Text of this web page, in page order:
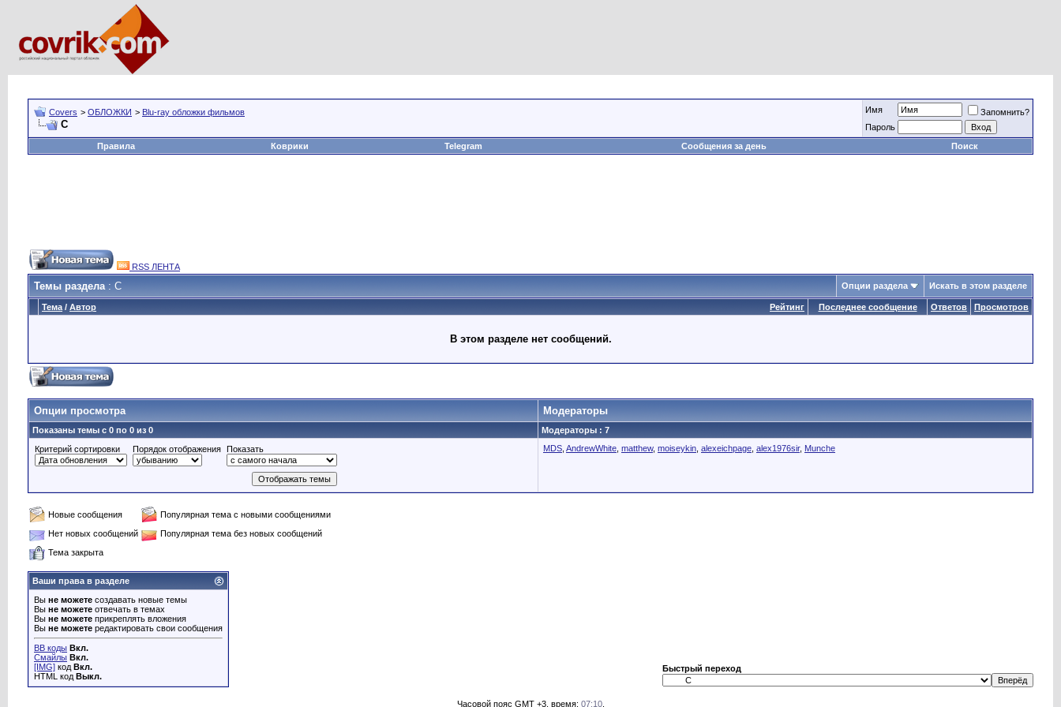
Covers > ОБЛОЖКИ > Blu-ray обложки фильмов
C
Имя
Запомнить?
Пароль
Правила
Коврики Telegram Сообщения за день Поиск
RSS ЛЕНТА
Темы раздела: C Опции раздела Искать в этом разделе
Рейтинг
Тема / Автор Последнее сообщение Ответов Просмотров
В этом разделе нет сообщений.
Опции просмотра Модераторы
Показаны темы с 0 по 0 из 0
Модераторы : 7
Критерий сортировки
Порядок отображения Показать MDS AndrewWhite matthew, moiseykin alexeichpage alex1976sir, Munche
Новые сообщения
Популярная тема с новыми сообщениями
Нет новых сообщений
Популярная тема без новых сообщений
Тема закрыта
Ваши права в разделе
Вы не можете создавать новые темы
Вы не можете отвечать в темах
Вы не можете прикреплять вложения
Вы не можете редактировать свои сообщения
BB коды Вкл.
Смайлы Вкл.
[IMG] код Вкл.
HTML код Выкл.
Быстрый переход
Часовой пояс GMT +3, время: 07:10.